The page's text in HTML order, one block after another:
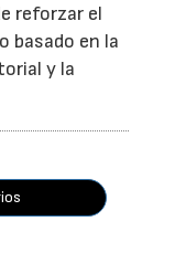
reforzar el
basado en la
y la